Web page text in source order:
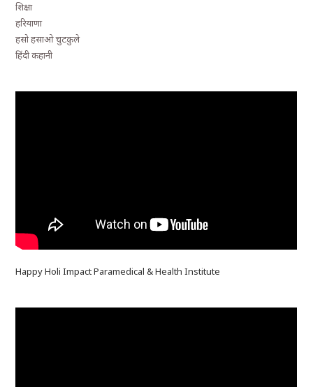
शिक्षा
हरियाणा
हसो हसाओ चुटकुले
हिंदी कहानी
Happy Holi Impact Paramedical & Health Institute